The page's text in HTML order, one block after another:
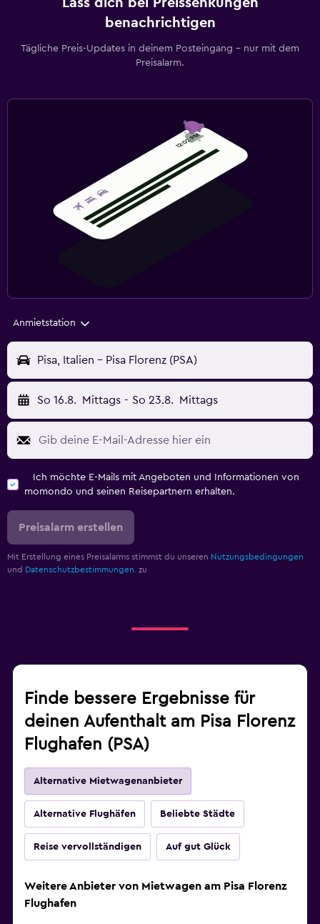
Lass dich bei Preissenkungen
benachrichtigen
Tägliche Preis-Updates in deinem Posteingang – nur mit dem
Preisalarm.
Anmietstation
Pisa, Italien - Pisa Florenz (PSA)
So 16.8. Mittags - So 23.8. Mittags
Ich möchte E-Mails mit Angeboten und Informationen von
momondo und seinen Reisepartnern erhalten.
Preisalarm erstellen
Mit Erstellung eines Preisalarms stimmst du unseren Nutzungsbedingungen
und Datenschutzbestimmungen. zu
Finde bessere Ergebnisse für
deinen Aufenthalt am Pisa Florenz
Flughafen (PSA)
Alternative Mietwagenanbieter
Alternative Flughäfen Beliebte Städte
Reise vervollständigen Auf gut Glück
Weitere Anbieter von Mietwagen am Pisa Florenz
Flughafen